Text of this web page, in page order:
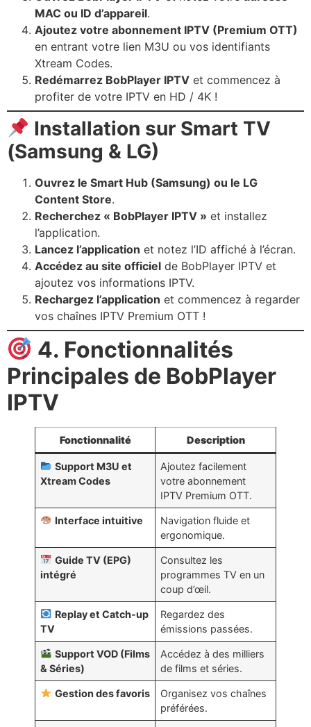
MAC ou ID d’appareil.
Ajoutez votre abonnement IPTV (Premium OTT)
en entrant votre lien M3U ou vos identifiants
Xtream Codes.
Redémarrez BobPlayer IPTV et commencez à
profiter de votre IPTV en HD / 4K !
Installation sur Smart TV
(Samsung & LG)
Ouvrez le Smart Hub (Samsung) ou le LG
Content Store.
Recherchez « BobPlayer IPTV » et installez
l’application.
Lancez l’application et notez l’ID affiché à l’écran.
Accédez au site officiel de BobPlayer IPTV et
ajoutez vos informations IPTV.
Rechargez l’application et commencez à regarder
vos chaînes IPTV Premium OTT !
4. Fonctionnalités
Principales de BobPlayer
IPTV
Fonctionnalité Description
Support M3U et
Xtream Codes
Ajoutez facilement
votre abonnement
IPTV Premium OTT.
Interface intuitive
Navigation fluide et
ergonomique.
Guide TV (EPG)
intégré
Consultez les
programmes TV en un
coup d’œil.
Replay et Catch-up
TV
Regardez des
émissions passées.
Support VOD (Films
& Séries)
Accédez à des milliers
de films et séries.
Gestion des favoris
Organisez vos chaînes
préférées.